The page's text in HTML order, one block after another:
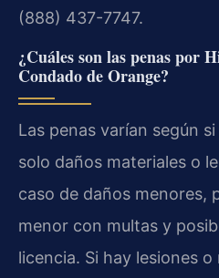
(888) 437-7747.
¿Cuáles son las penas por
Condado de Orange?
Las penas varían según
solo daños materiales o
caso de daños menores,
menor con multas y
licencia. Si hay lesiones